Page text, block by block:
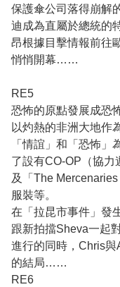
保護傘公司落得崩解
迪成為直屬於總統的
昂根據目擊情報前往
悄悄開幕……
RE5
恐怖的原點發展成恐
以灼熱的非洲大地作
「情誼」和「恐怖
了設有CO-OP（協
及「The
服裝等。
在「拉昆市事件」發
跟新拍擋Sheva一起
進行的同時，Chris
的結局……
RE6